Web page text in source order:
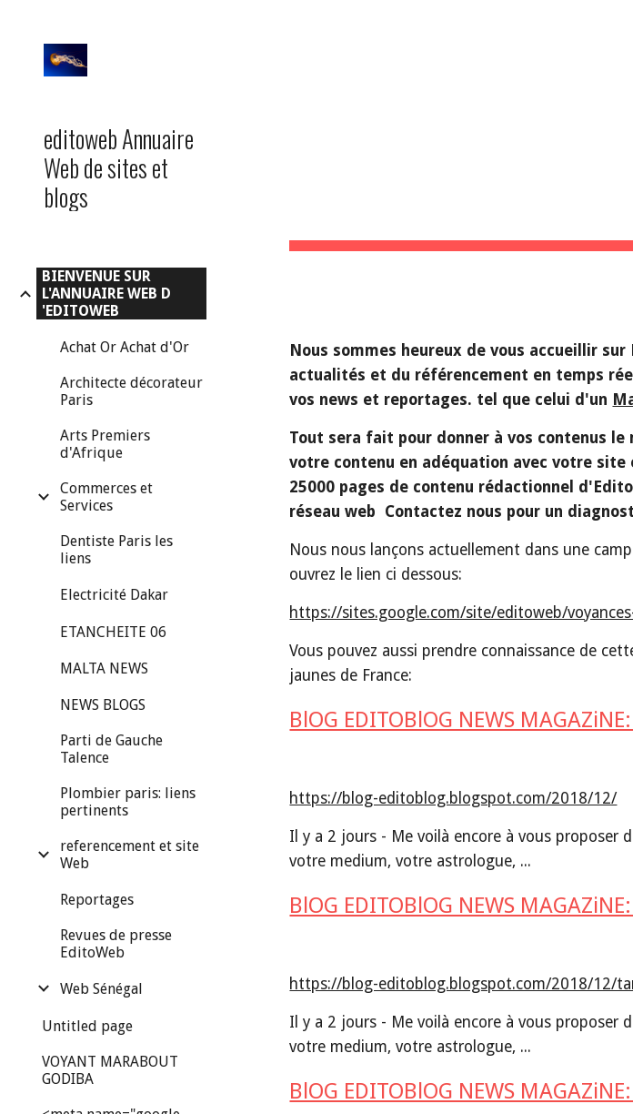
editoweb Annuaire
Web de sites et
blogs
BIENVENUE SUR
L'ANNUAIRE WEB D
'EDITOWEB
Achat Or Achat d'Or
Architecte décorateur
Paris
Arts Premiers
d'Afrique
Commerces et
Services
Dentiste Paris les
liens
Electricité Dakar
ETANCHEITE 06
MALTA NEWS
NEWS BLOGS
Parti de Gauche
Talence
Plombier paris: liens
pertinents
referencement et site
Web
Reportages
Revues de presse
EditoWeb
Web Sénégal
Untitled page
VOYANT MARABOUT
GODIBA
Nous sommes heureux de vous accueillir sur
actualités et du référencement en temps
vos news et reportages. tel que celui d'un
Tout sera fait pour donner à vos contenus
votre contenu en adéquation avec votre
25000 pages de contenu rédactionnel
réseau web  Contactez nous pour un
Nous nous lançons actuellement dans une
ouvrez le lien ci dessous:
https://sites.google.com/site/editoweb/
Vous pouvez aussi prendre connaissance de
jaunes de France:
BlOG EDITOBlOG NEWS
https://blog-editoblog.blogspot.com/2018/12/
Il y a 2 jours - Me voilà encore à vous proposer
votre medium, votre astrologue, ...
BlOG EDITOBlOG NEWS
https://blog-editoblog.blogspot.com/2018/12/
Il y a 2 jours - Me voilà encore à vous proposer
votre medium, votre astrologue, ...
BlOG EDITOBlOG NEWS